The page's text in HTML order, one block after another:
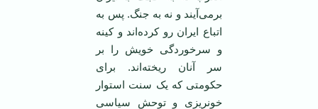
برمی‌آيند و نه به جنگ. پس به
اتباع ايران رو کرده‌اند و کينه
و سرخوردگی خويش را بر
سر آنان ريخته‌اند. برای
حکومتی که يک سنت استوار
خونريزی و توحش سياسی